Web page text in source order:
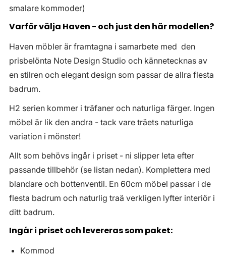
smalare kommoder)
Varför välja Haven - och just den här modellen?
Haven möbler är framtagna i samarbete med den
prisbelönta Note Design Studio och kännetecknas av
en stilren och elegant design som passar de allra flesta
badrum.
H2 serien kommer i träfaner och naturliga färger. Ingen
möbel är lik den andra - tack vare träets naturliga
variation i mönster!
Allt som behövs ingår i priset - ni slipper leta efter
passande tillbehör (se listan nedan). Komplettera med
blandare och bottenventil. En 60cm möbel passar i de
flesta badrum och naturlig traä verkligen lyfter interiör i
ditt badrum.
Ingår i priset och levereras som paket:
Kommod